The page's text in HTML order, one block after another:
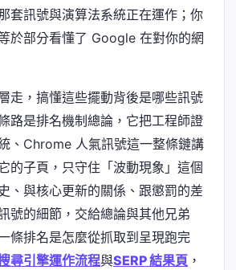
套訊號與演算法系統正在運作；你
於部分看懂了 Google 在對你的網
走，搞懂這些擺動背後是哪些訊號
路是排名機制總論，它把工程師證
、Chrome 人氣訊號這一整條鏈講
的子頁，只守住「波動現象」這個
、與核心更新的關係、跟懲罰的差
號的細節，交給總論與其他兄弟
條排名是怎麼從抓取到呈現跑完
尋引擎運作流程與SERP 結果頁 ，